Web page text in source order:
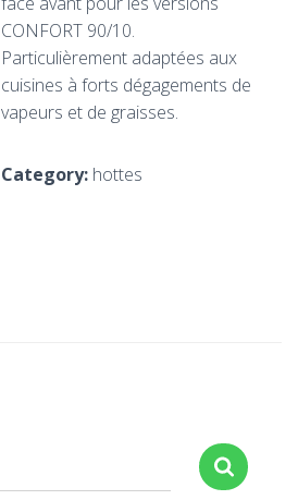
CONFORT 90/10.
Particulièrement adaptées aux
cuisines à forts dégagements de
vapeurs et de graisses.
Category: hottes